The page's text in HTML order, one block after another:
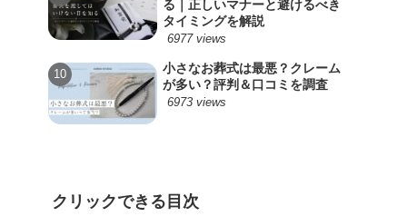
る｜正しいマナーと避けるべき
タイミングを解説
6977 views
小さなお葬式は最悪？クレーム
が多い？評判＆口コミを調査
6973 views
クリックできる目次